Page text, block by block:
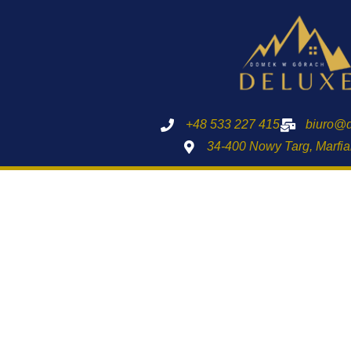
+48 533 227 415
34-400 Nowy Targ,